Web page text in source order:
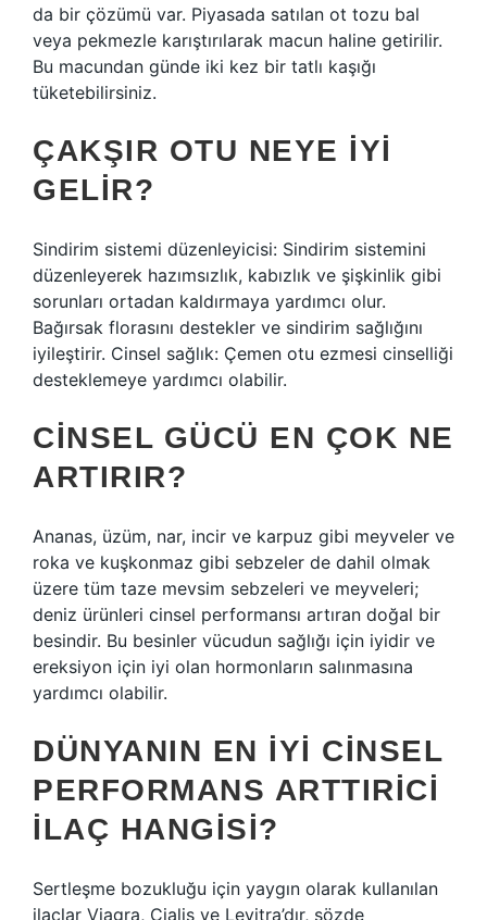
da bir çözümü var. Piyasada satılan ot tozu bal
veya pekmezle karıştırılarak macun haline getirilir.
Bu macundan günde iki kez bir tatlı kaşığı
tüketebilirsiniz.
ÇAKŞIR OTU NEYE IYI
GELIR?
Sindirim sistemi düzenleyicisi: Sindirim sistemini
düzenleyerek hazımsızlık, kabızlık ve şişkinlik gibi
sorunları ortadan kaldırmaya yardımcı olur.
Bağırsak florasını destekler ve sindirim sağlığını
iyileştirir. Cinsel sağlık: Çemen otu ezmesi cinselliği
desteklemeye yardımcı olabilir.
CINSEL GÜCÜ EN ÇOK NE
ARTIRIR?
Ananas, üzüm, nar, incir ve karpuz gibi meyveler ve
roka ve kuşkonmaz gibi sebzeler de dahil olmak
üzere tüm taze mevsim sebzeleri ve meyveleri;
deniz ürünleri cinsel performansı artıran doğal bir
besindir. Bu besinler vücudun sağlığı için iyidir ve
ereksiyon için iyi olan hormonların salınmasına
yardımcı olabilir.
DÜNYANIN EN IYI CINSEL
PERFORMANS ARTTIRICI
ILAÇ HANGISI?
Sertleşme bozukluğu için yaygın olarak kullanılan
ilaçlar Viagra, Cialis ve Levitra’dır, sözde